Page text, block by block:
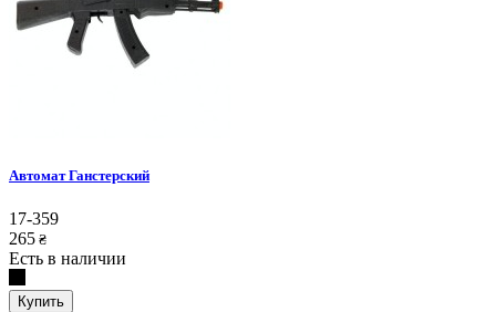
Автомат Ганстерский
17-359
265 ₴
Есть в наличии
Купить